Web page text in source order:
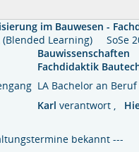
im Bauwesen -
(Blended Learning)
Bauwissenschaften
Fachdidaktik
LA Bachelor an
Karlverantwort ,
bekannt ---